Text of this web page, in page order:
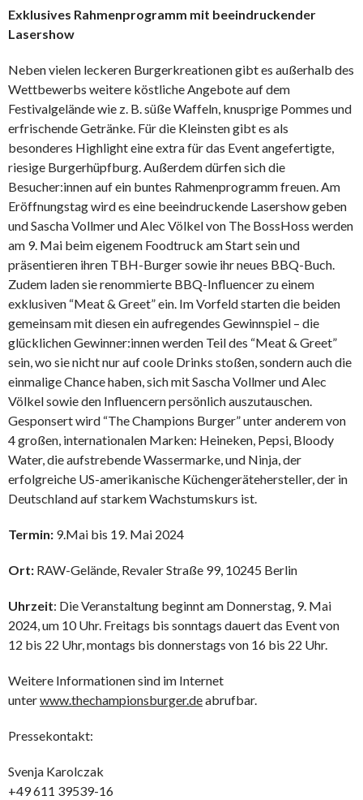
Exklusives Rahmenprogramm mit beeindruckender
Lasershow
Neben vielen leckeren Burgerkreationen gibt es außerhalb des
Wettbewerbs weitere köstliche Angebote auf dem
Festivalgelände wie z. B. süße Waffeln, knusprige Pommes und
erfrischende Getränke. Für die Kleinsten gibt es als
besonderes Highlight eine extra für das Event angefertigte,
riesige Burgerhüpfburg. Außerdem dürfen sich die
Besucher:innen auf ein buntes Rahmenprogramm freuen. Am
Eröffnungstag wird es eine beeindruckende Lasershow geben
und Sascha Vollmer und Alec Völkel von The BossHoss werden
am 9. Mai beim eigenem Foodtruck am Start sein und
präsentieren ihren TBH-Burger sowie ihr neues BBQ-Buch.
Zudem laden sie renommierte BBQ-Influencer zu einem
exklusiven “Meat & Greet” ein. Im Vorfeld starten die beiden
gemeinsam mit diesen ein aufregendes Gewinnspiel – die
glücklichen Gewinner:innen werden Teil des “Meat & Greet”
sein, wo sie nicht nur auf coole Drinks stoßen, sondern auch die
einmalige Chance haben, sich mit Sascha Vollmer und Alec
Völkel sowie den Influencern persönlich auszutauschen.
Gesponsert wird “The Champions Burger” unter anderem von
4 großen, internationalen Marken: Heineken, Pepsi, Bloody
Water, die aufstrebende Wassermarke, und Ninja, der
erfolgreiche US-amerikanische Küchengerätehersteller, der in
Deutschland auf starkem Wachstumskurs ist.
Termin: 9.Mai bis 19. Mai 2024
Ort: RAW-Gelände, Revaler Straße 99, 10245 Berlin
Uhrzeit: Die Veranstaltung beginnt am Donnerstag, 9. Mai
2024, um 10 Uhr. Freitags bis sonntags dauert das Event von
12 bis 22 Uhr, montags bis donnerstags von 16 bis 22 Uhr.
Weitere Informationen sind im Internet
unterwww.thechampionsburger.deabrufbar.
Pressekontakt:
Svenja Karolczak
+49 611 39539-16